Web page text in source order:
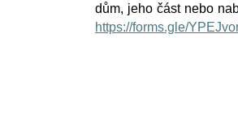
dům, jeho část nebo
https://forms.gle/